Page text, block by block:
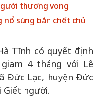
thương vong
súng bắn chết chủ
Tĩnh có quyết định
4 tháng với Lê
Đức Lạc, huyện Đức
Giết người.